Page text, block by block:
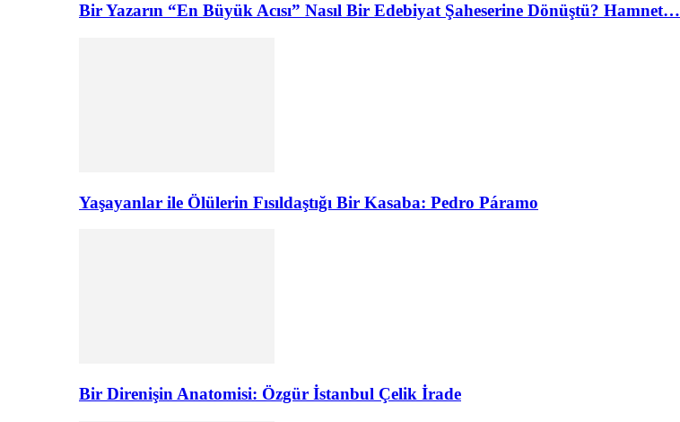
Bir Yazarın “En Büyük Acısı” Nasıl Bir Edebiyat Şaheserine Dönüştü? Hamnet…
Yaşayanlar ile Ölülerin Fısıldaştığı Bir Kasaba: Pedro Páramo
Bir Direnişin Anatomisi: Özgür İstanbul Çelik İrade